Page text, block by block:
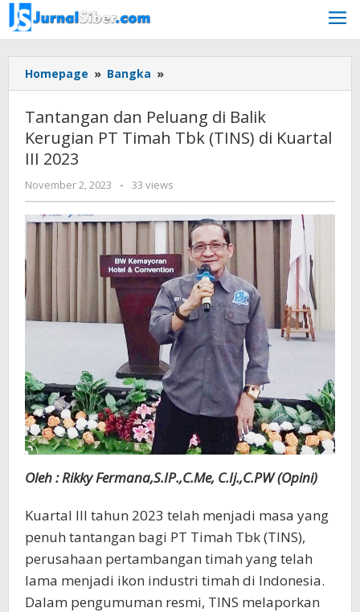
Skip
to
content
Homepage » Bangka »
dan
di
Balik
Timah
Tbk
(TINS)
di
Kuartal
III
2023
Tantangan dan Peluang di Balik
Kerugian PT Timah Tbk (TINS) di Kuartal
III 2023
November 2, 2023
by
Jurnalsiber
- 33 views
Oleh : Rikky Fermana,S.IP.,C.Me, C.Ij.,C.PW (Opini)
Kuartal III tahun 2023 telah menjadi masa yang
penuh tantangan bagi PT Timah Tbk (TINS),
perusahaan pertambangan timah yang telah
lama menjadi ikon industri timah di Indonesia.
Dalam pengumuman resmi, TINS melaporkan